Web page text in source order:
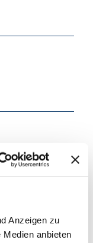
Anzeigen zu
anbieten
der Epoche